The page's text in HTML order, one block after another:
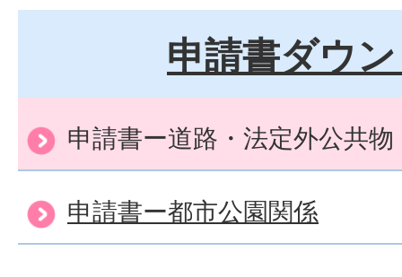
申請書ダウ
申請書ー道路・法定外公共
申請書ー都市公園関係